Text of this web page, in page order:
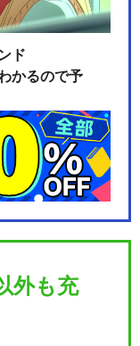
ド
かるので予
外も充